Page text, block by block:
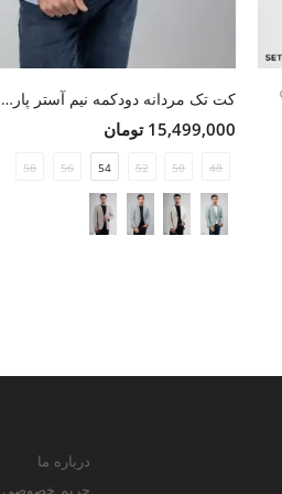
کت تک مردانه دودکمه نیم آستر پارچه GOFRE
15,499,000 تومان
48
50
52
54
56
58
درباره ما
حریم خصوصی